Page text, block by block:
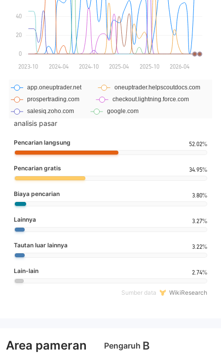
analisis pasar
Pencarian langsung 52.02%
Pencarian gratis 34.95%
Biaya pencarian 3.80%
Lainnya 3.27%
Tautan luar lainnya 3.22%
Lain-lain 2.74%
Sumber data WikiResearch
Area pameran Pengaruh B